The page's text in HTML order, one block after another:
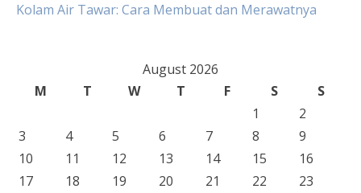
Kolam Air Tawar: Cara Membuat dan Merawatnya
August 2026
M
T W T F S
S
1
2
3
4 5 6 7 8
9
10
11 12 13 14 15
16
17
18 19 20 21 22
23